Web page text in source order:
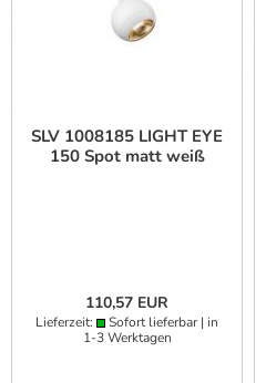
SLV 1008185 LIGHT EYE
150 Spot matt weiß
110,57 EUR
Lieferzeit:
Sofort lieferbar | in
1-3 Werktagen